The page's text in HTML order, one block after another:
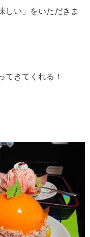
しい」をいただきま
てきてくれる！